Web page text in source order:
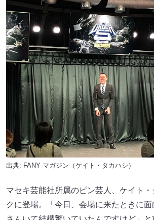
出典: FANY マガジン （ケイト・タカハシ）
マセキ芸能社所属のピン芸人、ケイト
クに登場。「今日、会場に来たときに面